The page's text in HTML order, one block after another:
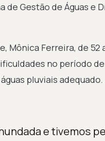
Gestão de Águas e
Mônica Ferreira, de 52
no período
pluviais adequado.
e tivemos